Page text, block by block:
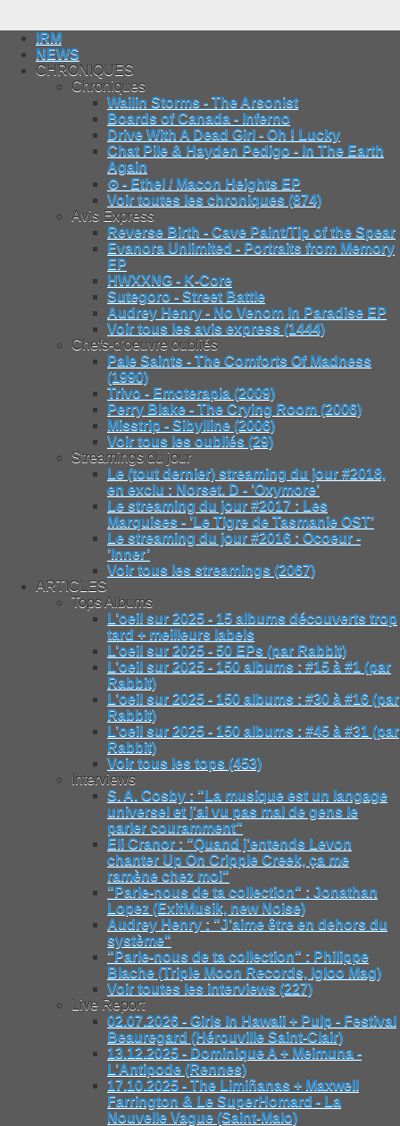
IRM
NEWS
CHRONIQUES
Chroniques
Wailin Storms - The Arsonist
Boards of Canada - Inferno
Drive With A Dead Girl - Oh ! Lucky
Chat Pile & Hayden Pedigo - In The Earth
Again
⊙ - Ethel / Macon Heights EP
Voir toutes les chroniques (874)
Avis Express
Reverse Birth - Cave Paint/Tip of the Spear
Evanora Unlimited - Portraits from Memory
EP
HWXXNG - K-Core
Sutegoro - Street Battle
Audrey Henry - No Venom In Paradise EP
Voir tous les avis express (1444)
Chefs-d'oeuvre oubliés
Pale Saints - The Comforts Of Madness
(1990)
Trivo - Emoterapia (2009)
Perry Blake - The Crying Room (2006)
Misstrip - Sibylline (2006)
Voir tous les oubliés (29)
Streamings du jour
Le (tout dernier) streaming du jour #2018,
en exclu : Norset. D - ’Oxymore’
Le streaming du jour #2017 : Les
Marquises - ’Le Tigre de Tasmanie OST’
Le streaming du jour #2016 : Ocoeur -
’Inner’
Voir tous les streamings (2067)
ARTICLES
Tops Albums
L’oeil sur 2025 - 15 albums découverts trop
tard + meilleurs labels
L’oeil sur 2025 - 50 EPs (par Rabbit)
L’oeil sur 2025 - 150 albums : #15 à #1 (par
Rabbit)
L’oeil sur 2025 - 150 albums : #30 à #16 (par
Rabbit)
L’oeil sur 2025 - 150 albums : #45 à #31 (par
Rabbit)
Voir tous les tops (453)
Interviews
S. A. Cosby : "La musique est un langage
universel et j’ai vu pas mal de gens le
parler couramment"
Eli Cranor : "Quand j’entends Levon
chanter Up On Cripple Creek, ça me
ramène chez moi"
"Parle-nous de ta collection" : Jonathan
Lopez (ExitMusik, new Noise)
Audrey Henry : "J’aime être en dehors du
système"
"Parle-nous de ta collection" : Philippe
Blache (Triple Moon Records, Igloo Mag)
Voir toutes les interviews (227)
Live Report
02.07.2026 - Girls In Hawaii + Pulp - Festival
Beauregard (Hérouville Saint-Clair)
13.12.2025 - Dominique A + Meimuna -
L’Antipode (Rennes)
17.10.2025 - The Limiñanas + Maxwell
Farrington & Le SuperHomard - La
Nouvelle Vague (Saint-Malo)